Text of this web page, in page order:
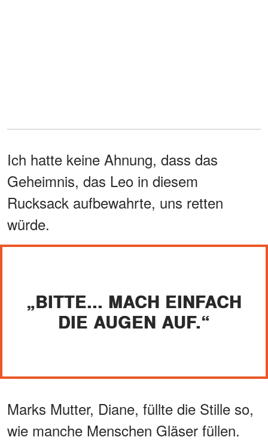
Ich hatte keine Ahnung, dass das
Geheimnis, das Leo in diesem
Rucksack aufbewahrte, uns retten
würde.
„BITTE... MACH EINFACH
DIE AUGEN AUF.“
Marks Mutter, Diane, füllte die Stille so,
wie manche Menschen Gläser füllen.